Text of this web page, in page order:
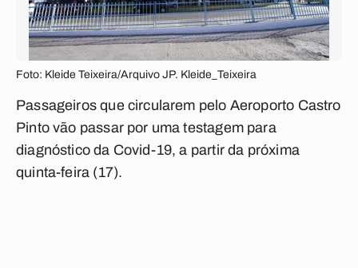
Foto: Kleide Teixeira/Arquivo JP. Kleide_Teixeira
Passageiros que circularem pelo Aeroporto Castro
Pinto vão passar por uma testagem para
diagnóstico da Covid-19, a partir da próxima
quinta-feira (17).